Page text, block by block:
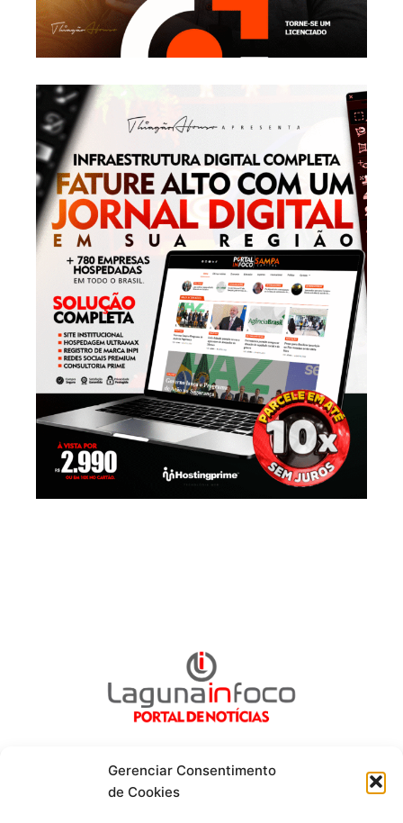
Gerenciar Consentimento
de Cookies